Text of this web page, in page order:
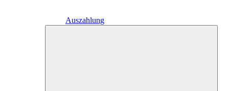
Auszahlung